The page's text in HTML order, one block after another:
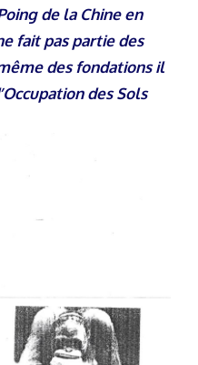
de la Chine en
fait pas partie des
des fondations il
des Sols